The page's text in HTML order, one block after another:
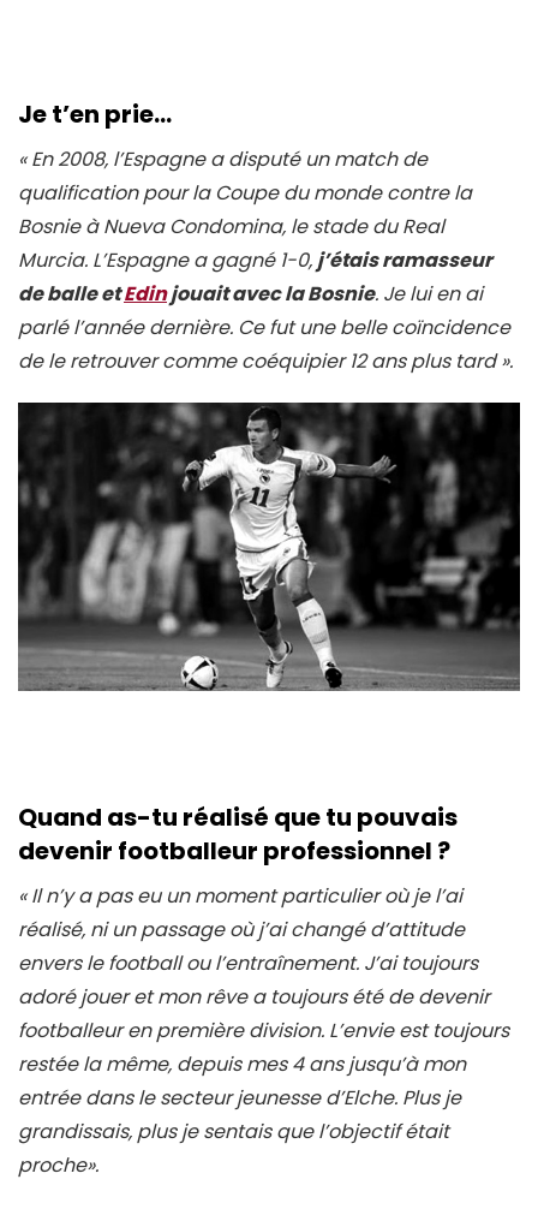
Je t’en prie…
«En 2008, l’Espagne a disputé un match de
qualification pour la Coupe du monde contre la
Bosnie à Nueva Condomina, le stade du Real
Murcia. L’Espagne a gagné 1-0,j’étais ramasseur
de balle etEdinjouait avec la Bosnie. Je lui en ai
parlé l’année dernière. Ce fut une belle coïncidence
de le retrouver comme coéquipier 12 ans plus tard ».
Quand as-tu réalisé que tu pouvais
devenir footballeur professionnel ?
« Il n’y a pas eu un moment particulier où je l’ai
réalisé, ni un passage où j’ai changé d’attitude
envers le football ou l’entraînement. J’ai toujours
adoré jouer et mon rêve a toujours été de devenir
footballeur en première division. L’envie est toujours
restée la même, depuis mes 4 ans jusqu’à mon
entrée dans le secteur jeunesse d’Elche. Plus je
grandissais, plus je sentais que l’objectif était
proche».